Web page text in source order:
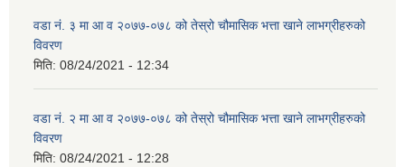
वडा न‌ं. ३ मा आ व २०७७-०७८ को तेस्रो चौमासिक भत्ता खाने लाभग्रीहरुको
विवरण
मिति: 08/24/2021 - 12:34
वडा न‌ं. २ मा आ व २०७७-०७८ को तेस्रो चौमासिक भत्ता खाने लाभग्रीहरुको
विवरण
मिति: 08/24/2021 - 12:28